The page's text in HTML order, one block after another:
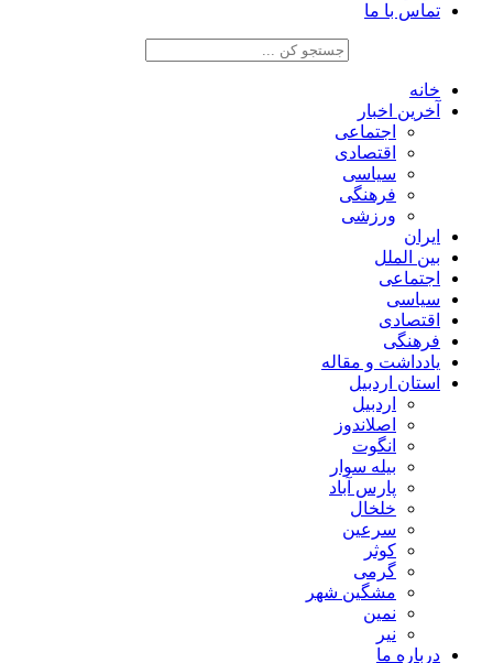
تماس با ما
خانه
آخرین اخبار
اجتماعی
اقتصادی
سیاسی
فرهنگی
ورزشی
ایران
بین الملل
اجتماعی
سیاسی
اقتصادی
فرهنگی
یادداشت و مقاله
استان اردبیل
اردبیل
اصلاندوز
انگوت
بیله سوار
پارس آباد
خلخال
سرعین
کوثر
گرمی
مشگین شهر
نمین
نیر
درباره ما